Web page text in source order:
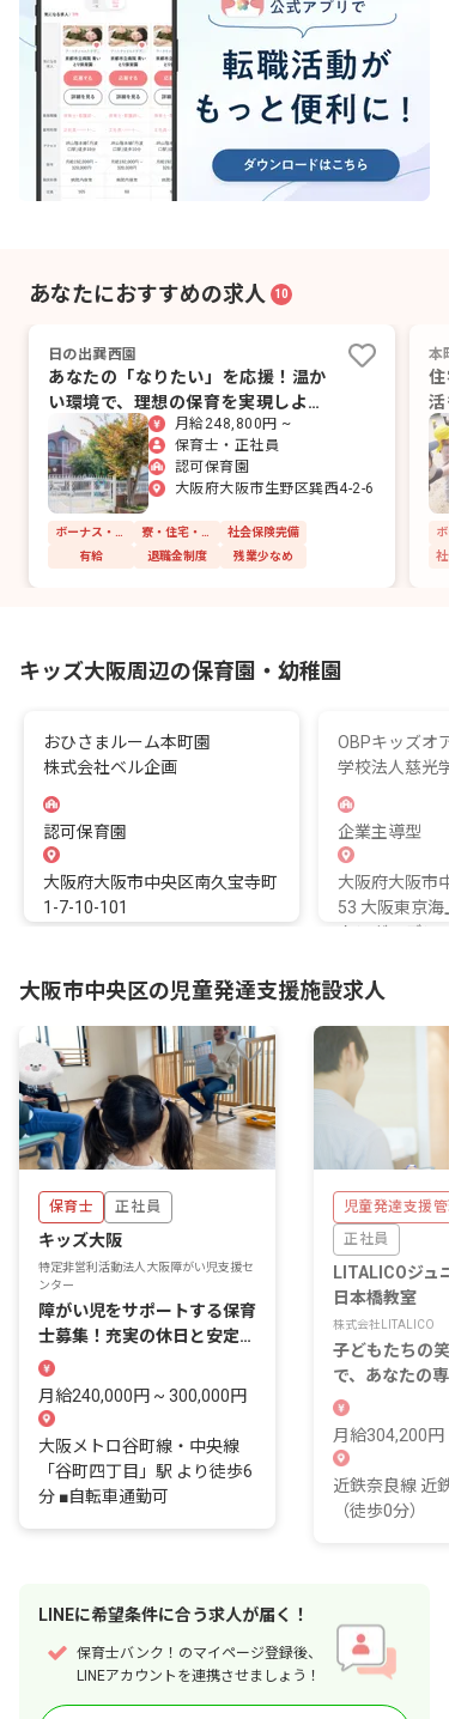
あなたにおすすめの求人 10
日の出巽西園
あなたの「なりたい」を応援！温か
い環境で、理想の保育を実現しよ
う。
月給248,800円 ~
保育士・正社員
認可保育園
大阪府大阪市生野区巽西4-2-6
社会保険完備
有給
退職金制度 残業少なめ
本
全
社
キッズ大阪周辺の保育園・幼稚園
おひさまルーム本町園
株式会社ベル企画
認可保育園
大阪府大阪市中央区南久宝寺町
1-7-10-101
OBPキッズオ
学校法人慈光
企業主導型
大阪府大阪市
53 大阪東京
クンガーデン
大阪市中央区の児童発達支援施設求人
保育士 正社員
キッズ大阪
特定非営利活動法人大阪障がい児支援セ
ンター
障がい児をサポートする保育
士募集！充実の休日と安定の
月給が魅力。
月給240,000円 ~ 300,000円
大阪メトロ谷町線・中央線
「谷町四丁目」駅 より徒歩6
分 ■自転車通勤可
児童発達支援管
正社員
LITALICOジュ
日本橋教室
株式会社LITALICO
子どもたちの
で、あなたの
ませんか？
月給304,200
近鉄奈良線 近
（徒歩0分）
LINEに希望条件に合う求人が届く！
保育士バンク！のマイページ登録後、
LINEアカウントを連携させましょう！